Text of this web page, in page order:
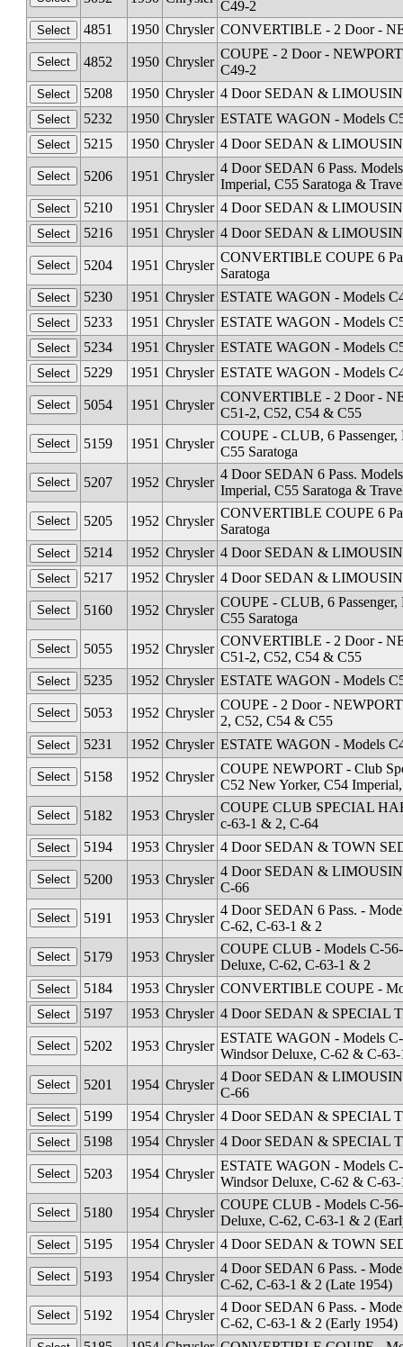
C49-2
4851
1950 Chrysler CONVERTIBLE - 2 Door -
4852 1950 Chrysler
COUPE - 2 Door -
C49-2
5208
1950 Chrysler 4 Door SEDAN &
5232
1950 Chrysler ESTATE WAGON - Models
5215
1950 Chrysler 4 Door SEDAN &
5206 1951 Chrysler
4 Door SEDAN 6 Pass.
Imperial, C55 Saratoga &
5210
1951 Chrysler 4 Door SEDAN &
5216
1951 Chrysler 4 Door SEDAN &
5204 1951 Chrysler
CONVERTIBLE COUPE 6
Saratoga
5230
1951 Chrysler ESTATE WAGON - Models
5233
1951 Chrysler ESTATE WAGON - Models
5234
1951 Chrysler ESTATE WAGON - Models
5229
1951 Chrysler ESTATE WAGON - Models
5054 1951 Chrysler
CONVERTIBLE - 2 Door -
C51-2, C52, C54 & C55
5159
1951 Chrysler
COUPE - CLUB, 6
C55 Saratoga
5207
1952 Chrysler
4 Door SEDAN 6 Pass.
Imperial, C55 Saratoga &
5205
1952 Chrysler
CONVERTIBLE COUPE 6
Saratoga
5214
1952 Chrysler 4 Door SEDAN &
5217
1952 Chrysler 4 Door SEDAN &
5160 1952 Chrysler
COUPE - CLUB, 6
C55 Saratoga
5055
1952 Chrysler
CONVERTIBLE - 2 Door -
C51-2, C52, C54 & C55
5235
1952 Chrysler ESTATE WAGON - Models
5053 1952 Chrysler
COUPE - 2 Door -
2, C52, C54 & C55
5231
1952 Chrysler ESTATE WAGON - Models
5158 1952 Chrysler
COUPE NEWPORT - Club
C52 New Yorker, C54
5182
1953 Chrysler
COUPE CLUB SPECIAL
c-63-1 & 2, C-64
5194
1953 Chrysler 4 Door SEDAN & TOWN
5200 1953 Chrysler
4 Door SEDAN &
C-66
5191
1953 Chrysler
4 Door SEDAN 6 Pass. -
C-62, C-63-1 & 2
5179
1953 Chrysler
COUPE CLUB - Models C-
Deluxe, C-62, C-63-1 & 2
5184
1953 Chrysler CONVERTIBLE COUPE -
5197
1953 Chrysler 4 Door SEDAN & SPECIAL
5202 1953 Chrysler
ESTATE WAGON - Models
Windsor Deluxe, C-62 & C-63-
5201
1954 Chrysler
4 Door SEDAN &
C-66
5199
1954 Chrysler 4 Door SEDAN & SPECIAL
5198
1954 Chrysler 4 Door SEDAN & SPECIAL
5203 1954 Chrysler
ESTATE WAGON - Models
Windsor Deluxe, C-62 & C-63-
5180
1954 Chrysler
COUPE CLUB - Models C-
Deluxe, C-62, C-63-1 & 2
5195
1954 Chrysler 4 Door SEDAN & TOWN
5193 1954 Chrysler
4 Door SEDAN 6 Pass. -
C-62, C-63-1 & 2 (Late 1954)
5192
1954 Chrysler
4 Door SEDAN 6 Pass. -
C-62, C-63-1 & 2 (Early 1954)